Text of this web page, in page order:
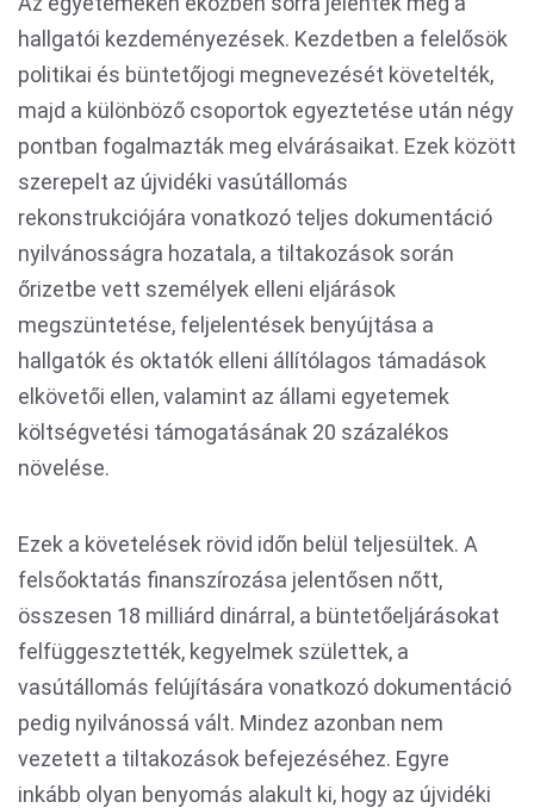
hallgatói kezdeményezések. Kezdetben a felelősök
politikai és büntetőjogi megnevezését követelték,
majd a különböző csoportok egyeztetése után négy
pontban fogalmazták meg elvárásaikat. Ezek között
szerepelt az újvidéki vasútállomás
rekonstrukciójára vonatkozó teljes dokumentáció
nyilvánosságra hozatala, a tiltakozások során
őrizetbe vett személyek elleni eljárások
megszüntetése, feljelentések benyújtása a
hallgatók és oktatók elleni állítólagos támadások
elkövetői ellen, valamint az állami egyetemek
költségvetési támogatásának 20 százalékos
növelése.
Ezek a követelések rövid időn belül teljesültek. A
felsőoktatás finanszírozása jelentősen nőtt,
összesen 18 milliárd dinárral, a büntetőeljárásokat
felfüggesztették, kegyelmek születtek, a
vasútállomás felújítására vonatkozó dokumentáció
pedig nyilvánossá vált. Mindez azonban nem
vezetett a tiltakozások befejezéséhez. Egyre
inkább olyan benyomás alakult ki, hogy az újvidéki